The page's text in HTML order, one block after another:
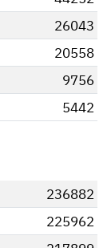
26043
20558
9756
5442
236882
225962